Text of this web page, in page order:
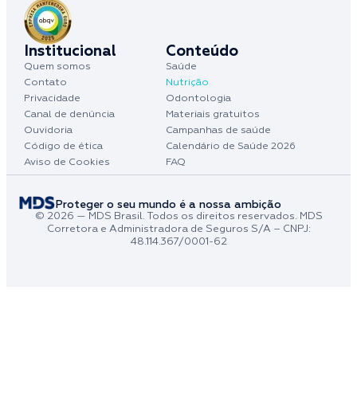
Institucional
Quem somos
Contato
Privacidade
Canal de denúncia
Ouvidoria
Código de ética
Aviso de Cookies
Conteúdo
Saúde
Nutrição
Odontologia
Materiais gratuitos
Campanhas de saúde
Calendário de Saúde 2026
FAQ
Proteger o seu mundo é a nossa ambição
© 2026 — MDS Brasil. Todos os direitos reservados. MDS
Corretora e Administradora de Seguros S/A – CNPJ:
48.114.367/0001-62